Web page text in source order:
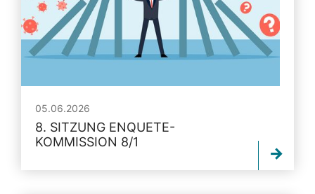
05.06.2026
8. SITZUNG ENQUETE-
KOMMISSION 8/1